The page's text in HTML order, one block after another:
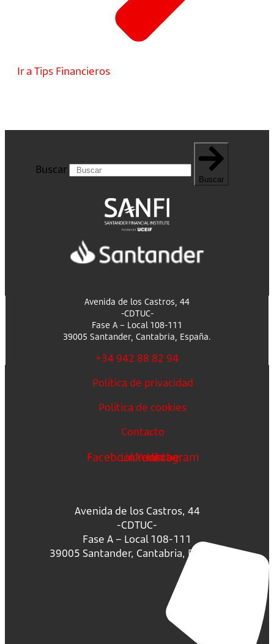
Ir a Tips Financieros
Buscar
Buscar
Avenida de los Castros, 44
-CDTUC-
Fase A – Local 108-111
39005 Santander, Cantabria, España.
+34 942 88 82 94
Política de privacidad
Política de cookies
Contacto
FacebookLinkedin
Youtube
Instagram
Avenida de los Castros, 44
-CDTUC-
Fase A – Local 108-111
39005 Santander, Cantabria, España.